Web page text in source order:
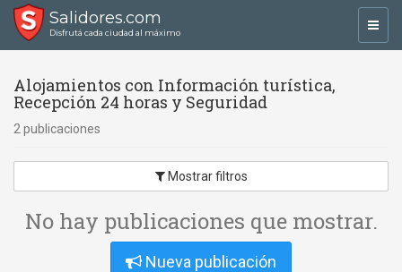
Salidores.com
Disfrutá cada ciudad al máximo
Alojamientos con Información turística,
Recepción 24 horas y Seguridad
2 publicaciones
Mostrar filtros
No hay publicaciones que mostrar.
Nueva publicación